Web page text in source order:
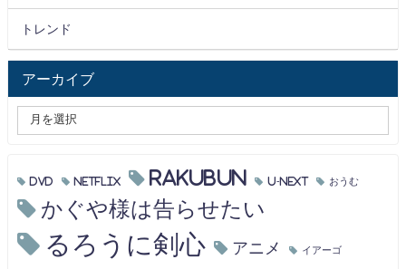
トレンド
アーカイブ
DVD Netflix RAKUBUN U-NEXT おうむ
かぐや様は告らせたい
るろうに剣心 アニメ イアーゴ